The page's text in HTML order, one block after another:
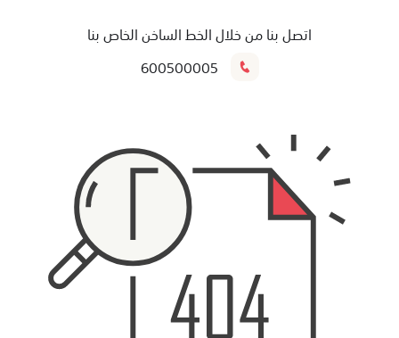
اتصل بنا من خلال الخط الساخن الخاص بنا
600500005